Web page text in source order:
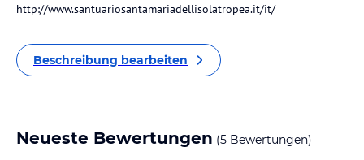
http://www.santuariosantamariadellisolatropea.it/it/
Beschreibung bearbeiten
Neueste Bewertungen (5 Bewertungen)